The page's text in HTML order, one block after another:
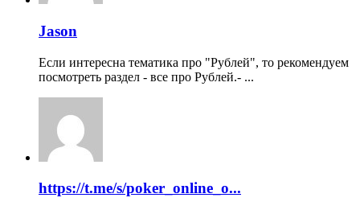
Jason
Если интересна тематика про "Рублей", то рекомендуем
посмотреть раздел - все про Рублей.- ...
https://t.me/s/poker_online_o...